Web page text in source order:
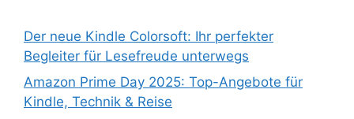
Der neue Kindle Colorsoft: Ihr perfekter
Begleiter für Lesefreude unterwegs
Amazon Prime Day 2025: Top-Angebote für
Kindle, Technik & Reise